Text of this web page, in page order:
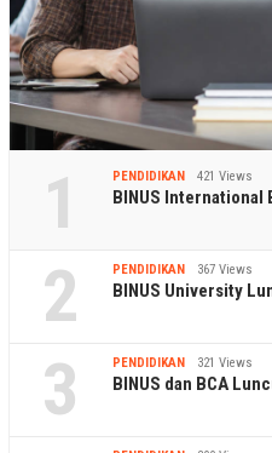
1 PENDIDIKAN 421 Views
BINUS International
2 PENDIDIKAN 367 Views
BINUS University
3 PENDIDIKAN 321 Views
BINUS dan BCA